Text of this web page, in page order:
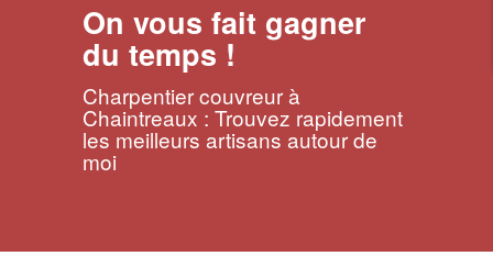
On vous fait gagner
du temps !
Charpentier couvreur à
Chaintreaux : Trouvez rapidement
les meilleurs artisans autour de
moi